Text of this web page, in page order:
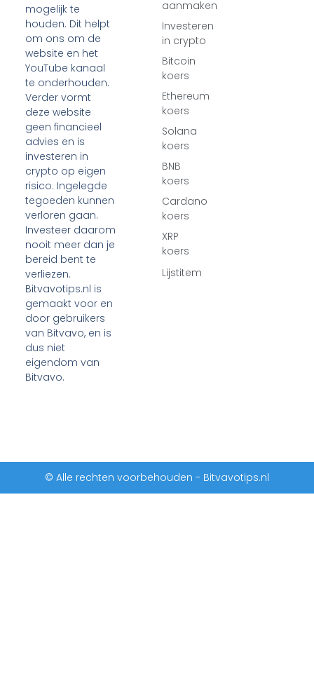
mogelijk te
houden. Dit helpt
om ons om de
website en het
YouTube kanaal
te onderhouden.
Verder vormt
deze website
geen financieel
advies en is
investeren in
crypto op eigen
risico. Ingelegde
tegoeden kunnen
verloren gaan.
Investeer daarom
nooit meer dan je
bereid bent te
verliezen.
Bitvavotips.nl is
gemaakt voor en
door gebruikers
van Bitvavo, en is
dus niet
eigendom van
Bitvavo.
aanmaken
Investeren
in crypto
Bitcoin
koers
Ethereum
koers
Solana
koers
BNB
koers
Cardano
koers
XRP
koers
Lijstitem
© Alle rechten voorbehouden - Bitvavotips.nl